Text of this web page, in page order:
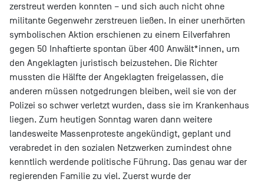
zerstreut werden konnten – und sich auch nicht ohne
militante Gegenwehr zerstreuen ließen. In einer unerhörten
symbolischen Aktion erschienen zu einem Eilverfahren
gegen 50 Inhaftierte spontan über 400 Anwält*innen, um
den Angeklagten juristisch beizustehen. Die Richter
mussten die Hälfte der Angeklagten freigelassen, die
anderen müssen notgedrungen bleiben, weil sie von der
Polizei so schwer verletzt wurden, dass sie im Krankenhaus
liegen. Zum heutigen Sonntag waren dann weitere
landesweite Massenproteste angekündigt, geplant und
verabredet in den sozialen Netzwerken zumindest ohne
kenntlich werdende politische Führung. Das genau war der
regierenden Familie zu viel. Zuerst wurde der